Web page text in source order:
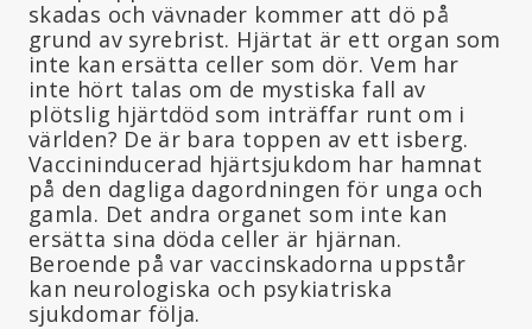
skadas och vävnader kommer att dö på
grund av syrebrist. Hjärtat är ett organ som
inte kan ersätta celler som dör. Vem har
inte hört talas om de mystiska fall av
plötslig hjärtdöd som inträffar runt om i
världen? De är bara toppen av ett isberg.
Vaccininducerad hjärtsjukdom har hamnat
på den dagliga dagordningen för unga och
gamla. Det andra organet som inte kan
ersätta sina döda celler är hjärnan.
Beroende på var vaccinskadorna uppstår
kan neurologiska och psykiatriska
sjukdomar följa.